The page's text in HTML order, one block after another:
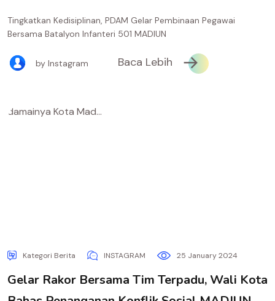
Tingkatkan Kedisiplinan, PDAM Gelar Pembinaan Pegawai
Bersama Batalyon Infanteri 501 MADIUN
by Instagram Baca Lebih
Kategori Berita INSTAGRAM 25 January 2024
Gelar Rakor Bersama Tim Terpadu, Wali Kota